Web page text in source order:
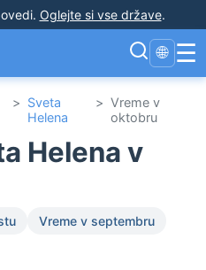
. Oglejte si vse države.
🌐 ☰
> Sveta
Helena
> Vreme v
oktobru
Helena v
Vreme v septembru